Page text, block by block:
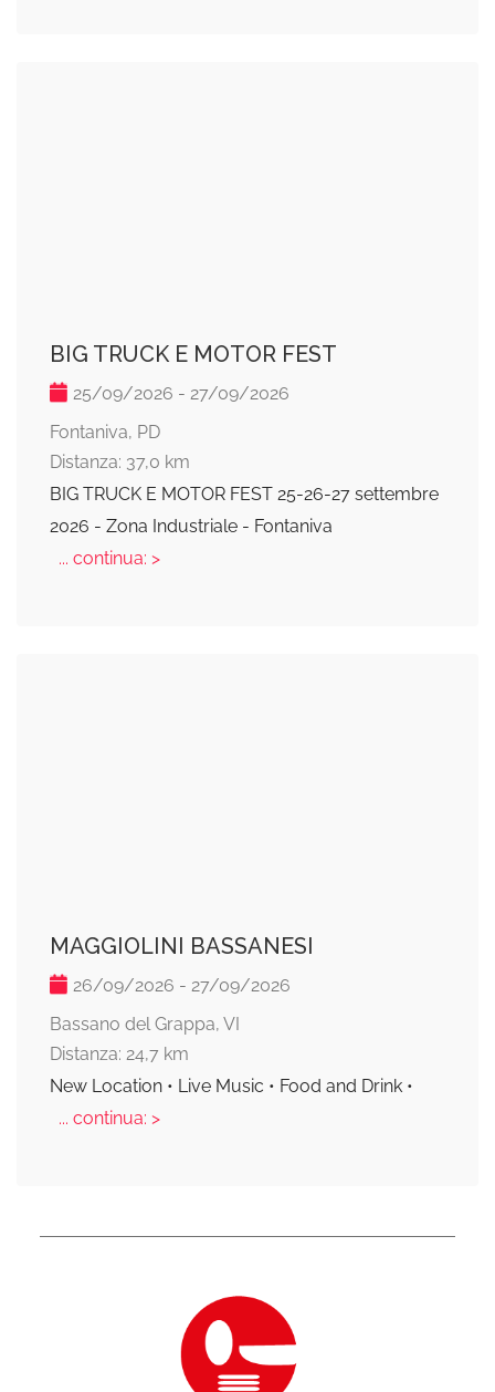
BIG TRUCK E MOTOR FEST
25/09/2026 - 27/09/2026
Fontaniva, PD
Distanza: 37,0 km
BIG TRUCK E MOTOR FEST 25-26-27 settembre
2026 - Zona Industriale - Fontaniva
... continua: >
MAGGIOLINI BASSANESI
26/09/2026 - 27/09/2026
Bassano del Grappa, VI
Distanza: 24,7 km
New Location • Live Music • Food and Drink •
... continua: >